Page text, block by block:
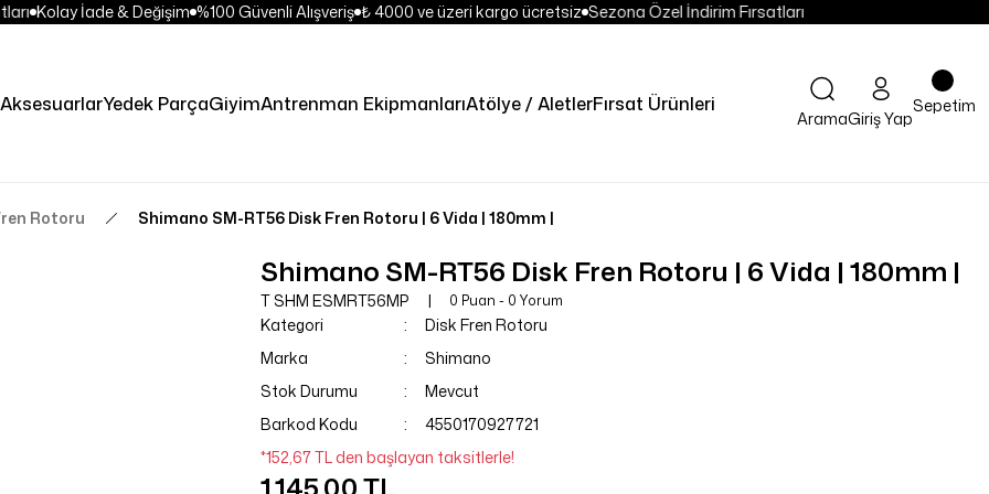
Kolay İade & Değişim %100 Güvenli Alışveriş ₺ 4000 ve üzeri kargo ücretsiz Sezona Özel İndirim Fırsatları
AksesuarlarYedek ParçaGiyimAntrenman EkipmanlarıAtölye / AletlerFırsat Ürünleri
AramaGiriş Yap
Sepetim
Rotoru Shimano SM-RT56 Disk Fren Rotoru | 6 Vida | 180mm |
Shimano SM-RT56 Disk Fren Rotoru | 6 Vida | 180mm |
T SHM ESMRT56MP 0 Puan - 0 Yorum
Kategori
Disk Fren Rotoru
Marka
Shimano
Stok Durumu
Mevcut
Barkod Kodu
4550170927721
*152,67 TL den başlayan taksitlerle!